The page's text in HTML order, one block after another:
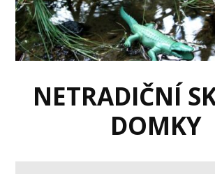
NETRADIČNÍ
DOMKY